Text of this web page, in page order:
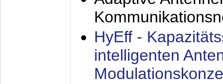
HyEff -
intelligenten